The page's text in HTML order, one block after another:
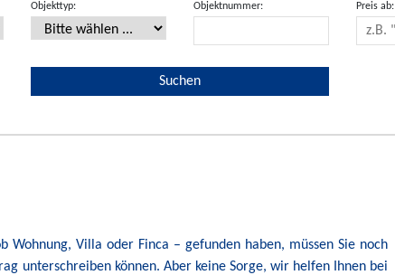
Objekttyp: Objektnummer: Preis ab:
Villa oder Finca – gefunden haben, müssen Sie noch
unterschreiben können. Aber keine Sorge, wir helfen Ihnen bei